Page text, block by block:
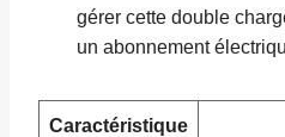
gérer cette double
un abonnement
Caractéristique